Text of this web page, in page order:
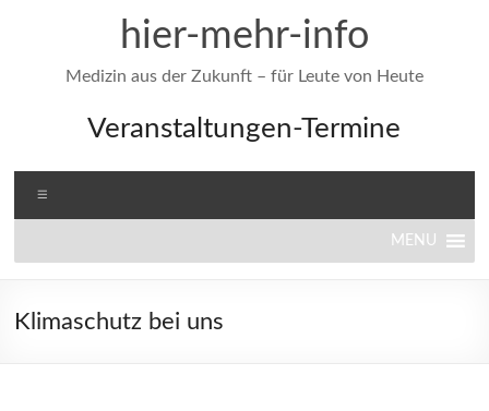
hier-mehr-info
Medizin aus der Zukunft – für Leute von Heute
Veranstaltungen-Termine
MENU
Klimaschutz bei uns